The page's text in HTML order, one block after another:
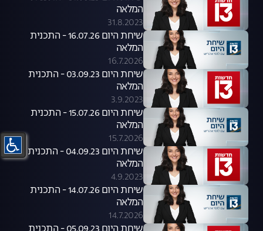
המלאה
31.8.2023
שיחת היום 16.07.26 - התכנית
המלאה
16.7.2026
שיחת היום 03.09.23 - התכנית
המלאה
3.9.2023
שיחת היום 15.07.26 - התכנית
המלאה
15.7.2026
שיחת היום 04.09.23 - התכנית
המלאה
4.9.2023
שיחת היום 14.07.26 - התכנית
המלאה
14.7.2026